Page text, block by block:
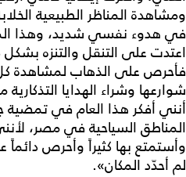
ومشاهدة المناظر الطبيعية
في هدوء نفسي شديد، وهذا
اعتدت على التنقل والتنزه بشكل
فأحرص على الذهاب لمشاهدة
شوارعها وشراء الهدايا التذكارية
أنني أفكر هذا العام في
المناطق السياحية في مصر،
وأستمتع بها كثيراً وأحرص دائماً
لم أحدّد المكان».